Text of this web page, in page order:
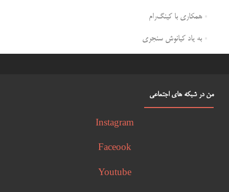
همکاری با کینگ‌رام
به یاد کیانوش سنجری
من در شبکه های اجتماعی
Instagram
Faceook
Youtube